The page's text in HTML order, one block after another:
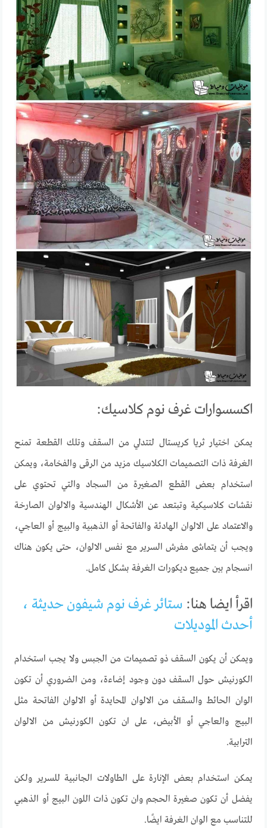
اكسسوارات غرف نوم كلاسيك:
يمكن اختيار ثريا كريستال لتتدلي من السقف وتلك القطعة تمنح
الغرفة ذات التصميمات الكلاسيك مزيد من الرقى والفخامة، ويمكن
استخدام بعض القطع الصغيرة من السجاد والتي تحتوي على
نقشات كلاسيكية وتبتعد عن الأشكال الهندسية والالوان الصارخة
والاعتماد على الالوان الهادئة والفاتحة أو الذهبية والبيج أو العاجي،
ويجب أن يتماشى مفرش السرير مع نفس الالوان، حتى يكون هناك
انسجام بين جميع ديكورات الغرفة بشكل كامل.
اقرأ ايضا هنا: ستائر غرف نوم شيفون حديثة ،
أحدث الموديلات
ويمكن أن يكون السقف ذو تصميمات من الجبس ولا يجب استخدام
الكورنيش حول السقف دون وجود إضاءة، ومن الضروري أن تكون
الوان الحائط والسقف من الالوان المحايدة أو الالوان الفاتحة مثل
البيج والعاجي أو الأبيض، على ان تكون الكورنيش من الالوان
الترابية.
يمكن استخدام بعض الإنارة على الطاولات الجانبية للسرير ولكن
يفضل أن تكون صغيرة الحجم وان تكون ذات اللون البيج أو الذهبي
للتناسب مع الوان الغرفة ايضًا.